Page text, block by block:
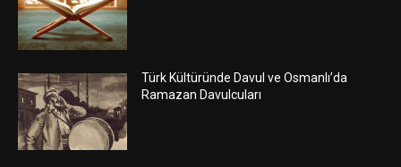
Türk Kültüründe Davul ve Osmanlı’da
Ramazan Davulcuları